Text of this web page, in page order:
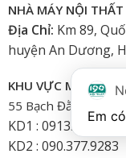
NHÀ MÁY NỘI
Địa Chỉ: Km 89,
huyện An Dương,
KHU VỰC MIỀN NAM
55 Bạch Đằng,
KD1 : 0913.922.926
KD2 : 090.377.9283